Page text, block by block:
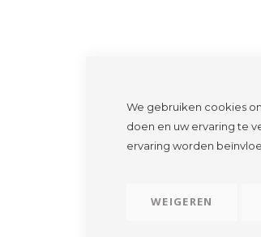
We gebruiken cookies
doen en uw ervaring te
ervaring worden
WEIGEREN